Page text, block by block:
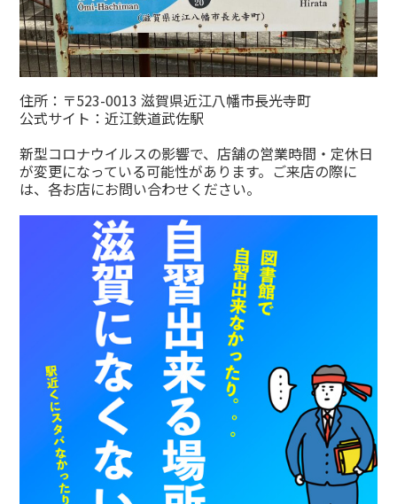
住所：〒523-0013 滋賀県近江八幡市長光寺町
公式サイト：近江鉄道武佐駅
新型コロナウイルスの影響で、店舗の営業時間・定休日
が変更になっている可能性があります。ご来店の際に
は、各お店にお問い合わせください。